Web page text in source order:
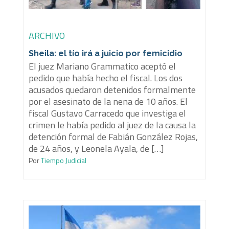
ARCHIVO
Sheila: el tío irá a juicio por femicidio
El juez Mariano Grammatico aceptó el
pedido que había hecho el fiscal. Los dos
acusados quedaron detenidos formalmente
por el asesinato de la nena de 10 años. El
fiscal Gustavo Carracedo que investiga el
crimen le había pedido al juez de la causa la
detención formal de Fabián González Rojas,
de 24 años, y Leonela Ayala, de […]
PorTiempo Judicial